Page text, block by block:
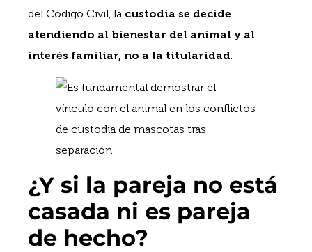
del Código Civil, la custodia se decide
atendiendo al bienestar del animal y al
interés familiar, no a la titularidad.
¿Y si la pareja no está
casada ni es pareja
de hecho?